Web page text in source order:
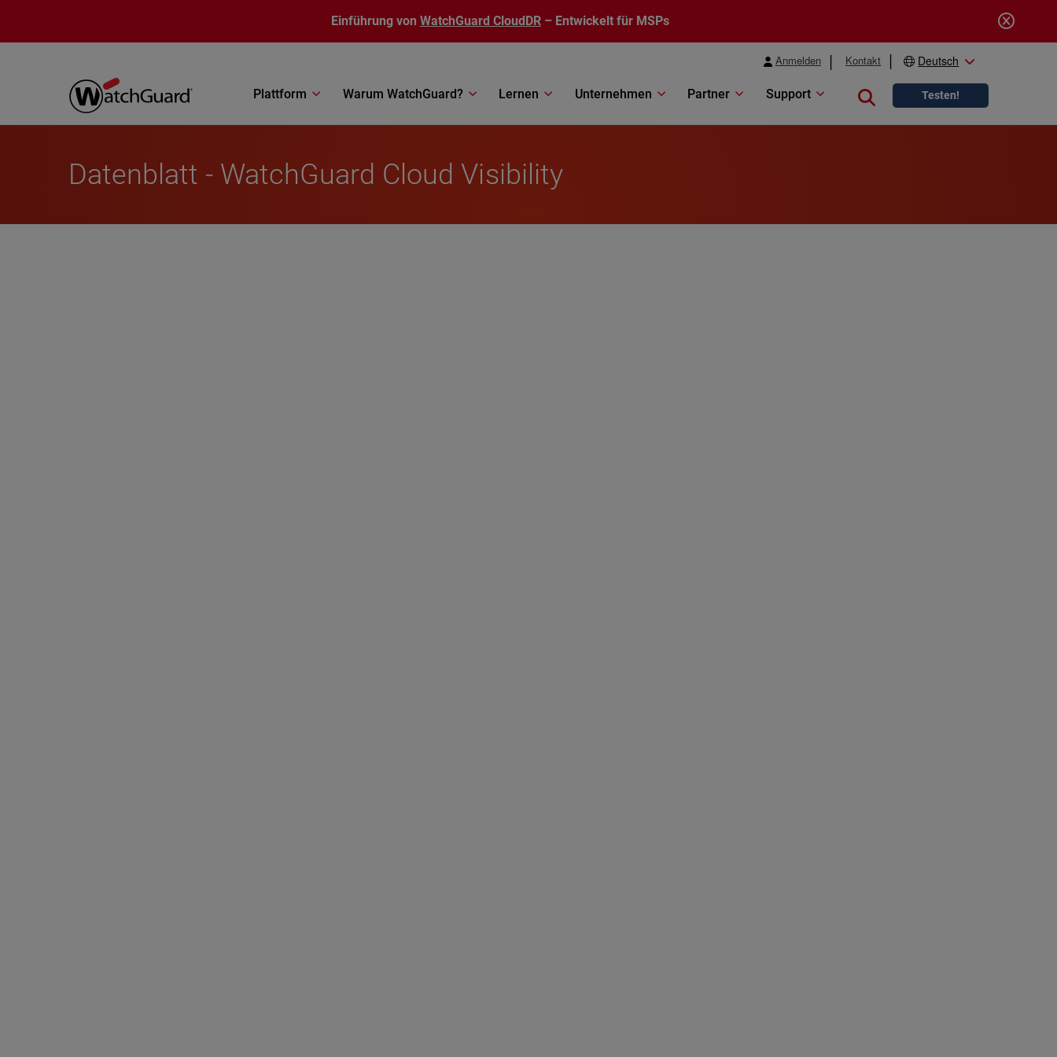
Einführung von WatchGuard CloudDR – Entwickelt für MSPs
Anmelden Kontakt Deutsch
Plattform Warum WatchGuard? Lernen Unternehmen Partner Support Close search
Testen!
Datenblatt - WatchGuard Cloud Visibility